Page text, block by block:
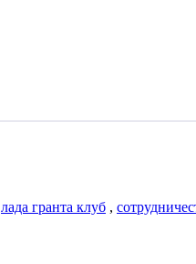
лада гранта клуб ,